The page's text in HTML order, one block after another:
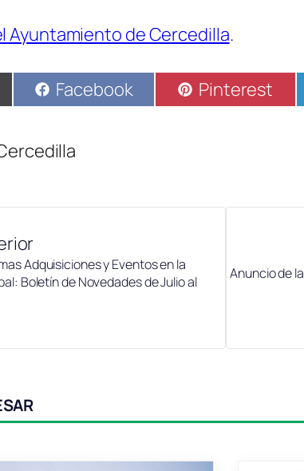
Ayuntamiento de Cercedilla.
Compartir
en
Facebook Compartir
en
Pinterest
Adquisiciones y Eventos en la
Boletín de Novedades de Julio al
Anuncio de